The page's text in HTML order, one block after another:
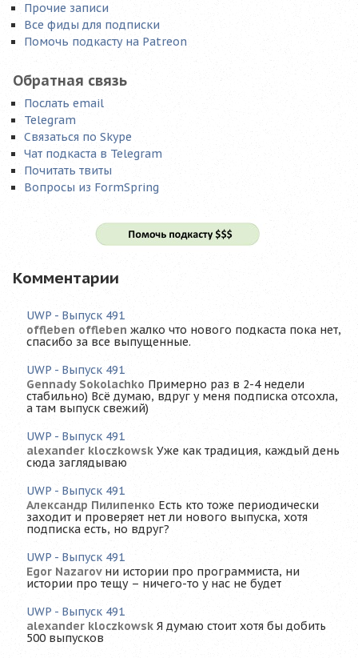
Прочие записи
Все фиды для подписки
Помочь подкасту на Patreon
Обратная связь
Послать email
Telegram
Связаться по Skype
Чат подкаста в Telegram
Почитать твиты
Вопросы из FormSpring
Комментарии
UWP - Выпуск 491
offleben offleben жалко что нового подкаста пока нет,
спасибо за все выпущенные.
UWP - Выпуск 491
Gennady Sokolachko Примерно раз в 2-4 недели
стабильно) Всё думаю, вдруг у меня подписка отсохла,
а там выпуск свежий)
UWP - Выпуск 491
alexander kloczkowsk Уже как традиция, каждый день
сюда заглядываю
UWP - Выпуск 491
Александр Пилипенко Есть кто тоже периодически
заходит и проверяет нет ли нового выпуска, хотя
подписка есть, но вдруг?
UWP - Выпуск 491
Egor Nazarov ни истории про программиста, ни
истории про тещу – ничего-то у нас не будет
UWP - Выпуск 491
alexander kloczkowsk Я думаю стоит хотя бы добить
500 выпусков